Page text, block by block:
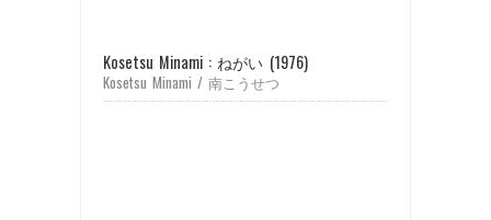
Kosetsu Minami : ねがい (1976)
Kosetsu Minami / 南こうせつ